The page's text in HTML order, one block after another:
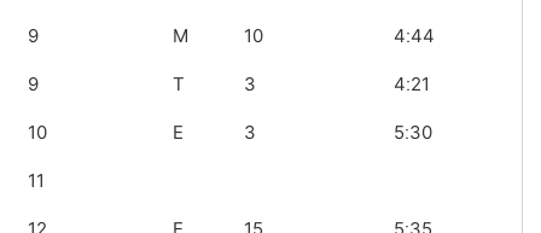
9 M 10 4ː44
9 T 3 4ː21
10 E 3 5ː30
11